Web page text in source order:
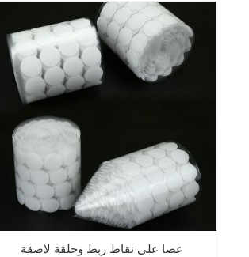
عصا على نقاط ربط وحلقة لاصقة